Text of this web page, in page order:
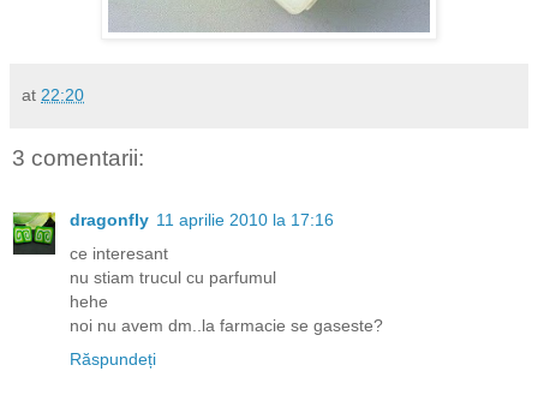
at 22:20
3 comentarii:
dragonfly 11 aprilie 2010 la 17:16
ce interesant
nu stiam trucul cu parfumul
hehe
noi nu avem dm..la farmacie se gaseste?
Răspundeți